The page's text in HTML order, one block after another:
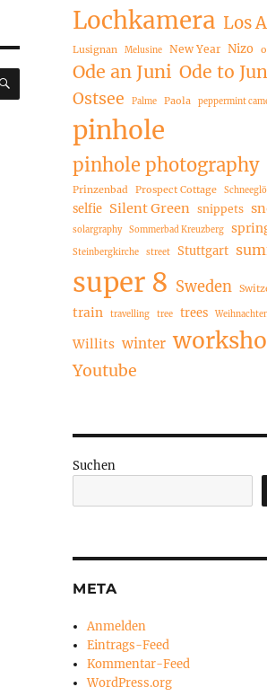
SUCHEN
Lochkamera Los
Lusignan Melusine New Year Nizo
Ode an Juni Ode to
Ostsee Palme Paola peppermint
pinhole
pinhole photography
Prinzenbad
Prospect Cottage
selfie Silent Green snippets
solargraphy Sommerbad Kreuzberg
Steinbergkirche street Stuttgart
super 8 Sweden
train travelling tree trees
Willits winter
Youtube
Suchen
META
Anmelden
Eintrags-Feed
Kommentar-Feed
WordPress.org